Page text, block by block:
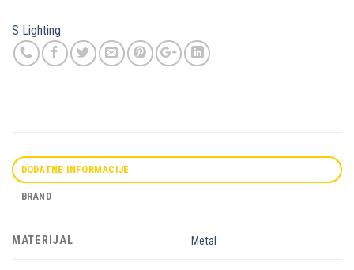
S Lighting
DODATNE INFORMACIJE
BRAND
MATERIJAL Metal